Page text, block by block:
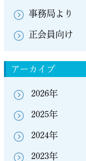
事務局より
正会員向け
アーカイブ
2026年
2025年
2024年
2023年